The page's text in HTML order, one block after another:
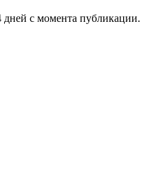
дней с момента публикации.